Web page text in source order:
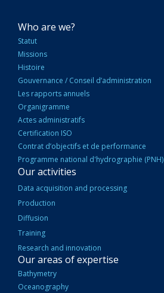
NAVIGATION
PRINCIPALE
Who are we?
Statut
Missions
Histoire
Gouvernance / Conseil d’administration
Les rapports annuels
Organigramme
Actes administratifs
Certification ISO
Contrat d’objectifs et de performance
Programme national d'hydrographie (PNH)
Our activities
Data acquisition and processing
Production
Diffusion
Training
Research and innovation
Our areas of expertise
Bathymetry
Oceanography